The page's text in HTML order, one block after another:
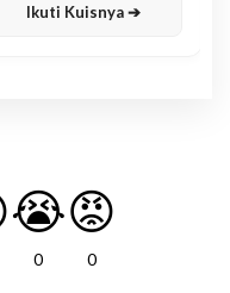
Ikuti Kuisnya ➔
😭
0
😡
0